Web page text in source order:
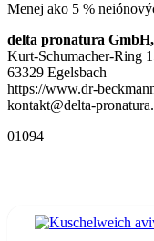
Menej ako 5 %
delta pronatura GmbH,
Kurt-Schumacher-Ring
63329 Egelsbach
https://www.dr-
kontakt@delta-
01094